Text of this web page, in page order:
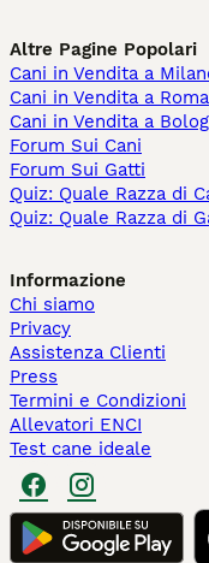
Altre Pagine Popolari
Cani in Vendita a
Cani in Vendita a Roma
Cani in Vendita a
Forum Sui Cani
Forum Sui Gatti
Quiz: Quale Razza di
Quiz: Quale Razza di
Informazione
Chi siamo
Privacy
Assistenza Clienti
Press
Termini e Condizioni
Allevatori ENCI
Test cane ideale